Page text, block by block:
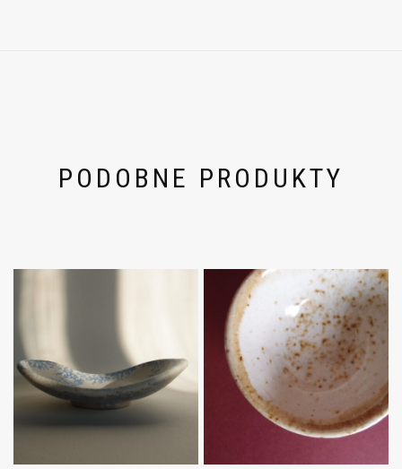
PODOBNE PRODUKTY